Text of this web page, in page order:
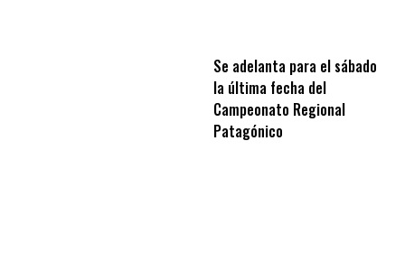
Se adelanta para el sábado
la última fecha del
Campeonato Regional
Patagónico